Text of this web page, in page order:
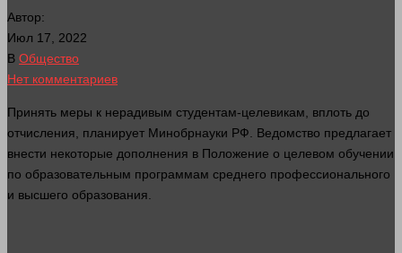
Автор:
Июл 17, 2022
В Общество
Нет комментариев
Принять меры к нерадивым студентам-целевикам, вплоть до
отчисления, планирует Минобрнауки РФ. Ведомство предлагает
внести некоторые дополнения в Положение о целевом обучении
по образовательным программам среднего профессионального
и высшего образования.